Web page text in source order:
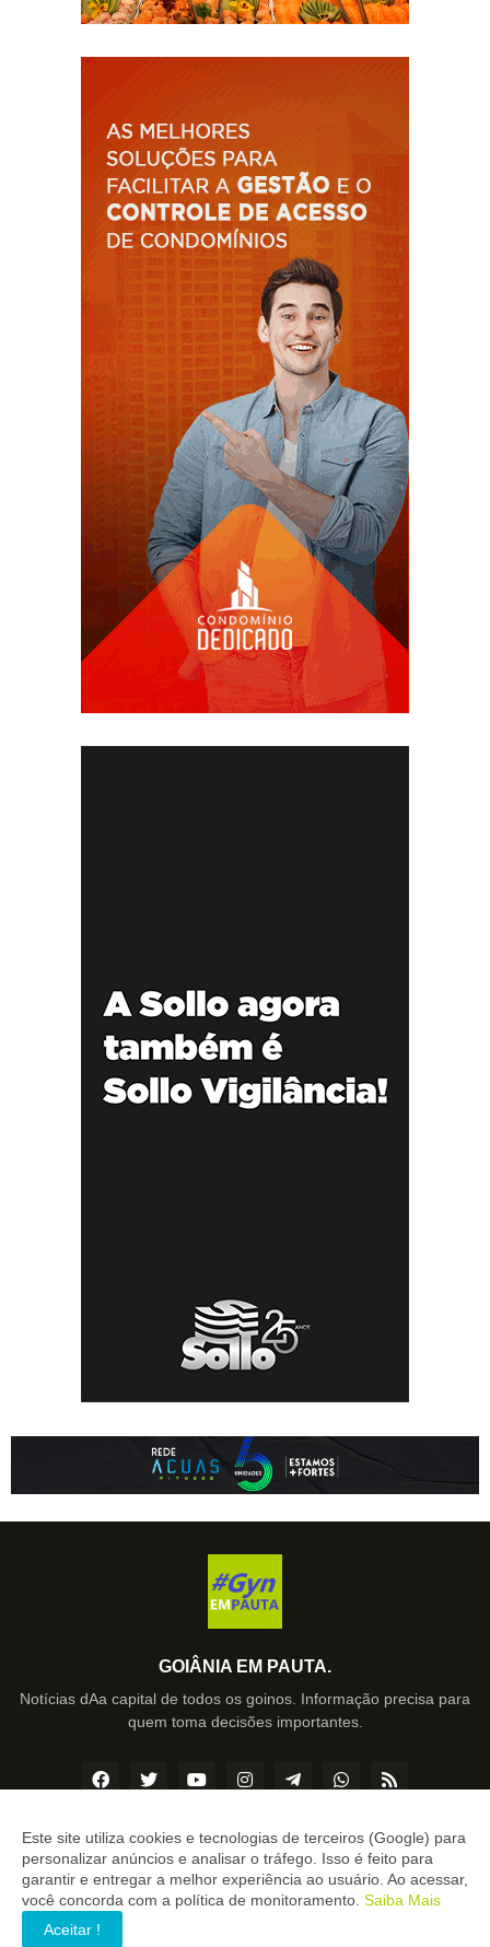
GOIÂNIA EM PAUTA.
Notícias dAa capital de todos os goinos. Informação precisa para
quem toma decisões importantes.
Copyright ©2026Goiânia EM PAUTA
INÍCIO SOBRE CONTATO LGPD
EXPEDIENTE
Este site utiliza cookies e tecnologias de terceiros (Google) para
personalizar anúncios e analisar o tráfego. Isso é feito para
garantir e entregar a melhor experiência ao usuário. Ao acessar,
você concorda com a política de monitoramento. Saiba Mais
Aceitar !